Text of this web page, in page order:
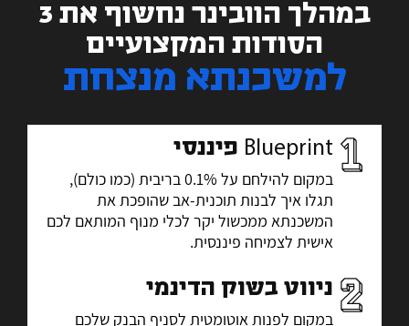
במהלך הוובינר נחשוף את 3
הסודות המקצועיים
למשכנתא מנצחת
Blueprint פיננסי
במקום להילחם על 0.1% בריבית (כמו כולם),
תגלו איך לבנות תוכנית-אב שהופכת את
המשכנתא ממכשול יקר לכלי מנוף המותאם לכם
אישית לצמיחה פיננסית.
ניווט בשוק הדינמי
במקום לפנות אוטומטית לסניף הבנק שלכם